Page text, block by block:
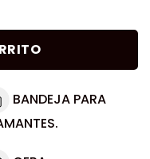
BANDEJA PARA